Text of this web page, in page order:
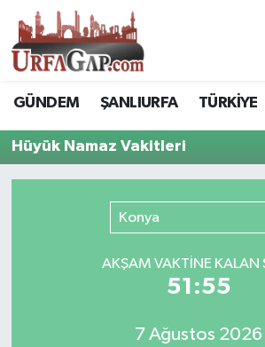
GÜNDEM ŞANLIURFA TÜRKİYE
Hüyük Namaz Vakitleri
Konya
AKŞAM VAKTİNE KALAN
51:55
7 Ağustos 2026
Nöbetçi Eczaneler
Hava Durumu
Trafik Durumu
Son Dakika Haberleri